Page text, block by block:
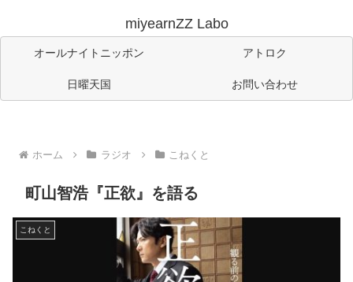
miyearnZZ Labo
オールナイトニッポン アトロク
日曜天国 お問い合わせ
ホーム ラジオ こねくと
町山智浩『正欲』を語る
こねくと